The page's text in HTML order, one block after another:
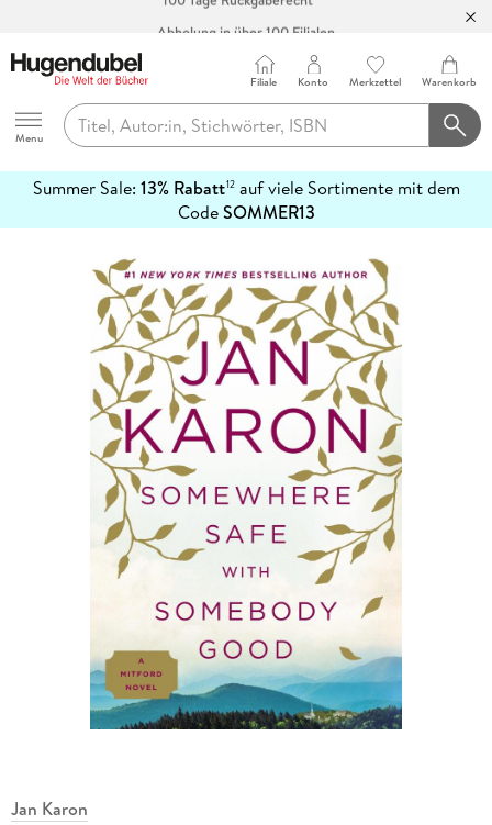
Abholung in über 100 Filialen
Hugendubel
Menu
Filiale Konto Merkzettel Warenkorb
Summer Sale: 13% Rabatt12auf viele Sortimente mit dem
CodeSOMMER13
erfahren
Jan Karon